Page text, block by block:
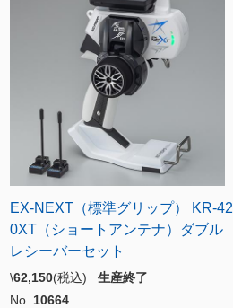
EX-NEXT（標準グリップ） KR-42
0XT（ショートアンテナ）ダブル
レシーバーセット
\62,150(税込) 生産終了
No. 10664